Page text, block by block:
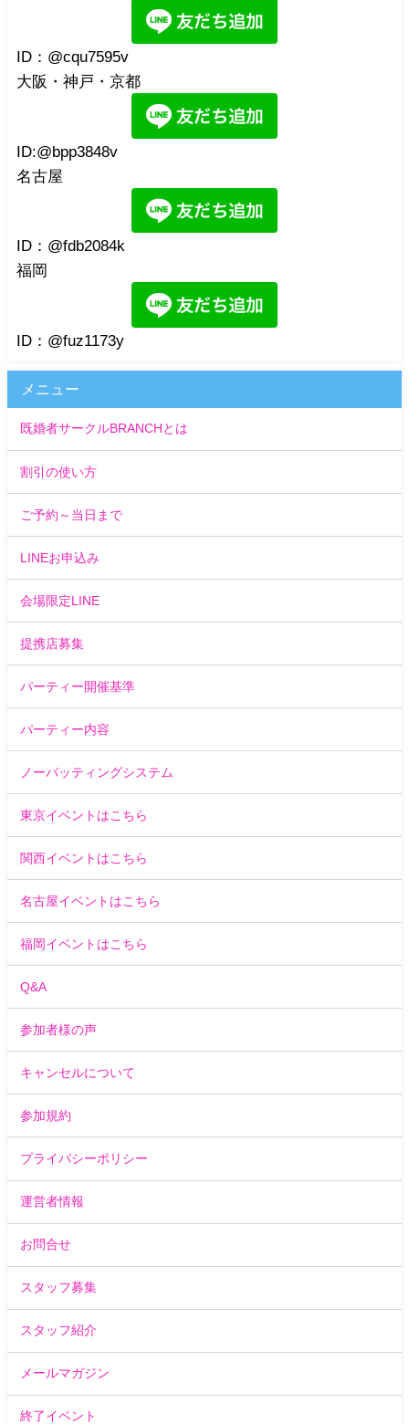
ID：@cqu7595v
大阪・神戸・京都
ID:@bpp3848v
名古屋
ID：@fdb2084k
福岡
ID：@fuz1173y
メニュー
既婚者サークルBRANCHとは
割引の使い方
ご予約～当日まで
LINEお申込み
会場限定LINE
提携店募集
パーティー開催基準
パーティー内容
ノーバッティングシステム
東京イベントはこちら
関西イベントはこちら
名古屋イベントはこちら
福岡イベントはこちら
Q&A
参加者様の声
キャンセルについて
参加規約
プライバシーポリシー
運営者情報
お問合せ
スタッフ募集
スタッフ紹介
メールマガジン
終了イベント